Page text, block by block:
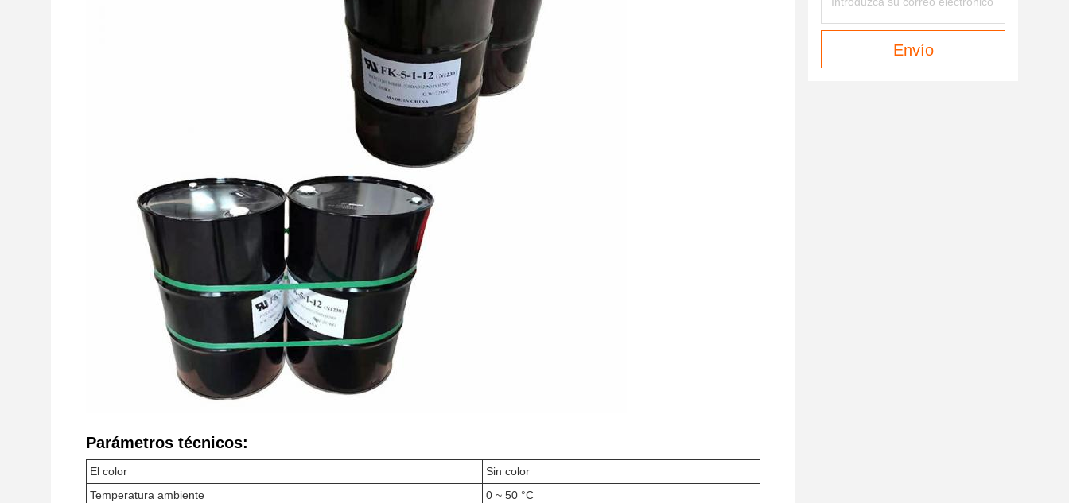
Parámetros técnicos:
El color
Sin color
Temperatura ambiente
0 ~ 50 °C
Envío